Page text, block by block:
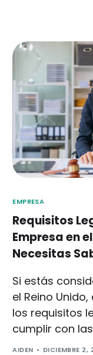
EMPRESA
Requisitos
Empresa en
Necesitas
Si estás
el Reino
los requisitos
cumplir con
AIDEN DICIEMBRE 2,